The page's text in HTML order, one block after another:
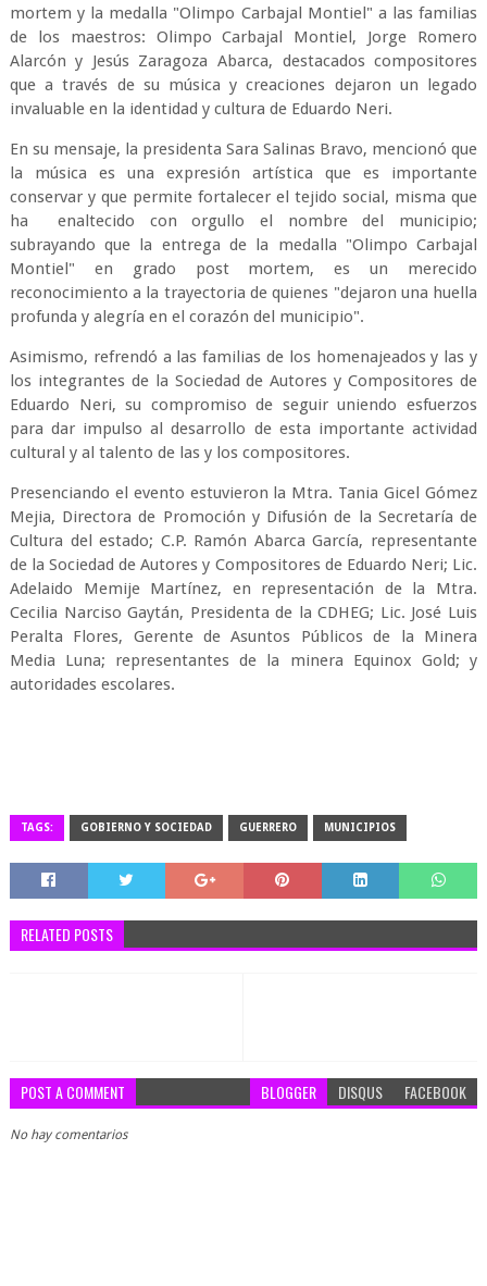
mortem y la medalla "Olimpo Carbajal Montiel" a las familias
de los maestros: Olimpo Carbajal Montiel, Jorge Romero
Alarcón y Jesús Zaragoza Abarca, destacados compositores
que a través de su música y creaciones dejaron un legado
invaluable en la identidad y cultura de Eduardo Neri.
En su mensaje, la presidenta Sara Salinas Bravo, mencionó que
la música es una expresión artística que es importante
conservar y que permite fortalecer el tejido social, misma que
ha enaltecido con orgullo el nombre del municipio;
subrayando que la entrega de la medalla "Olimpo Carbajal
Montiel" en grado post mortem, es un merecido
reconocimiento a la trayectoria de quienes "dejaron una huella
profunda y alegría en el corazón del municipio".
Asimismo, refrendó a las familias de los homenajeados y las y
los integrantes de la Sociedad de Autores y Compositores de
Eduardo Neri, su compromiso de seguir uniendo esfuerzos
para dar impulso al desarrollo de esta importante actividad
cultural y al talento de las y los compositores.
Presenciando el evento estuvieron la Mtra. Tania Gicel Gómez
Mejia, Directora de Promoción y Difusión de la Secretaría de
Cultura del estado; C.P. Ramón Abarca García, representante
de la Sociedad de Autores y Compositores de Eduardo Neri; Lic.
Adelaido Memije Martínez, en representación de la Mtra.
Cecilia Narciso Gaytán, Presidenta de la CDHEG; Lic. José Luis
Peralta Flores, Gerente de Asuntos Públicos de la Minera
Media Luna; representantes de la minera Equinox Gold; y
autoridades escolares.
TAGS: GOBIERNO Y SOCIEDAD GUERRERO MUNICIPIOS
RELATED POSTS
POST A COMMENT BLOGGER DISQUS FACEBOOK
No hay comentarios